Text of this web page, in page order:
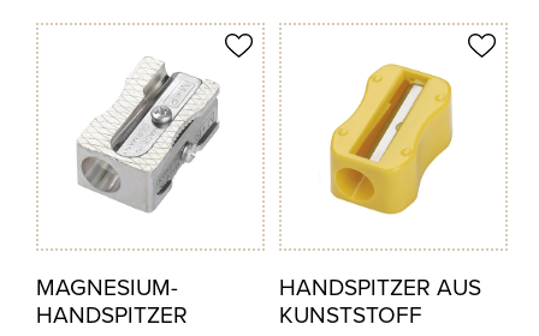
MAGNESIUM-
HANDSPITZER
merken
HANDSPITZER AUS
KUNSTSTOFF
Produkt merken